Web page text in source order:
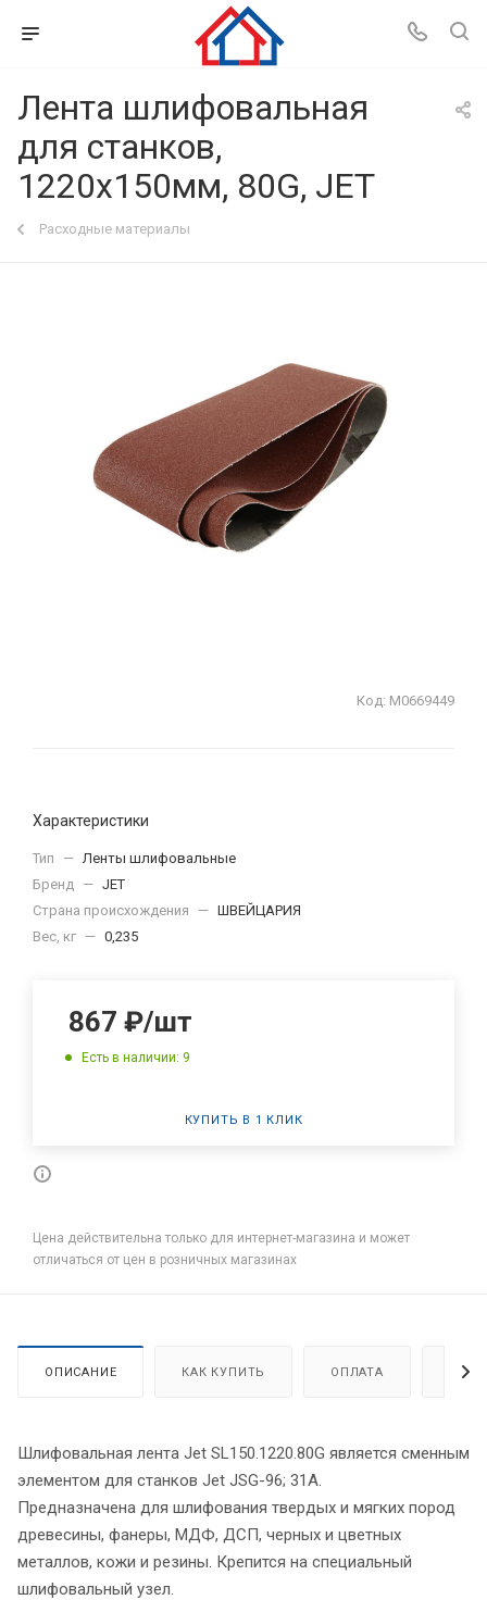
Лента шлифовальная
для станков,
1220х150мм, 80G, JET
Расходные материалы
Код: М0669449
Характеристики
Тип — Ленты шлифовальные
Бренд — JET
Страна происхождения
— ШВЕЙЦАРИЯ
Вес, кг — 0,235
867 ₽/шт
Есть в наличии: 9
КУПИТЬ В 1 КЛИК
Цена действительна только для интернет-магазина и может
отличаться от цен в розничных магазинах
ОПИСАНИЕ КАК КУПИТЬ ОПЛАТА
Шлифовальная лента Jet SL150.1220.80G является сменным
элементом для станков Jet JSG-96; 31А.
Предназначена для шлифования твердых и мягких пород
древесины, фанеры, МДФ, ДСП, черных и цветных
металлов, кожи и резины. Крепится на специальный
шлифовальный узел.